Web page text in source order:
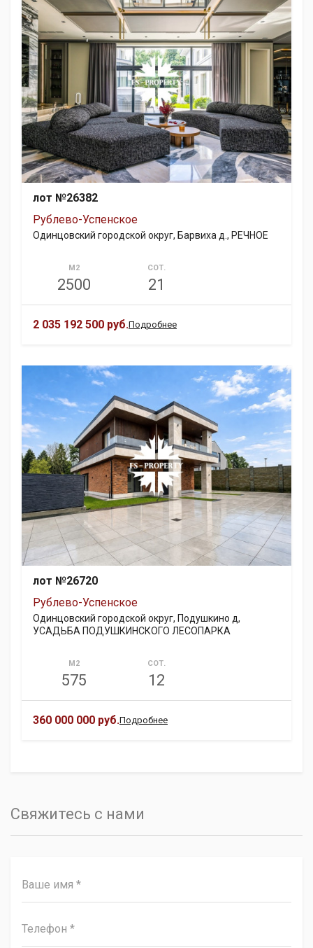
лот №26382
Рублево-Успенское
Одинцовский городской округ, Барвиха д., РЕЧНОЕ
М2
2500
СОТ.
21
2 035 192 500 руб.Подробнее
лот №26720
Рублево-Успенское
Одинцовский городской округ, Подушкино д,
УСАДЬБА ПОДУШКИНСКОГО ЛЕСОПАРКА
М2
575
СОТ.
12
360 000 000 руб.Подробнее
Свяжитесь с нами